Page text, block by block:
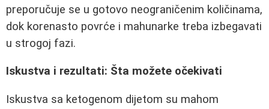
preporučuje se u gotovo neograničenim količinama,
dok korenasto povrće i mahunarke treba izbegavati
u strogoj fazi.
Iskustva i rezultati: Šta možete očekivati
Iskustva sa ketogenom dijetom su mahom